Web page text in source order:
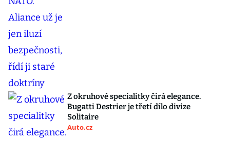
Z okruhové specialitky čirá elegance.
Bugatti Destrier je třetí dílo divize
Solitaire
Auto.cz